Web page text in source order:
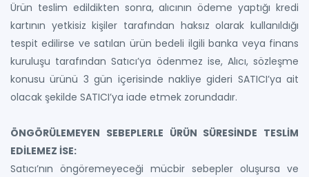
Ürün teslim edildikten sonra, alıcının ödeme yaptığı kredi
kartının yetkisiz kişiler tarafından haksız olarak kullanıldığı
tespit edilirse ve satılan ürün bedeli ilgili banka veya finans
kuruluşu tarafından Satıcı’ya ödenmez ise, Alıcı, sözleşme
konusu ürünü 3 gün içerisinde nakliye gideri SATICI’ya ait
olacak şekilde SATICI’ya iade etmek zorundadır.
ÖNGÖRÜLEMEYEN SEBEPLERLE ÜRÜN SÜRESİNDE TESLİM
EDİLEMEZ İSE:
Satıcı’nın öngöremeyeceği mücbir sebepler oluşursa ve